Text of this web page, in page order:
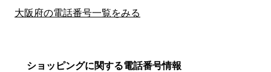
大阪府の電話番号一覧をみる
ショッピングに関する電話番号情報